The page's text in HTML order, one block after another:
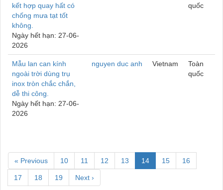
kết hợp quay hất có
chống mưa tạt tốt
không.
Ngày hết hạn: 27-06-
2026
quốc
Mẫu lan can kính
ngoài trời dùng trụ
inox tròn chắc chắn,
dễ thi công.
Ngày hết hạn: 27-06-
2026
nguyen duc anh Vietnam
Toàn
quốc
« Previous 10 11 12 13 14 15 16
17 18 19 Next ›